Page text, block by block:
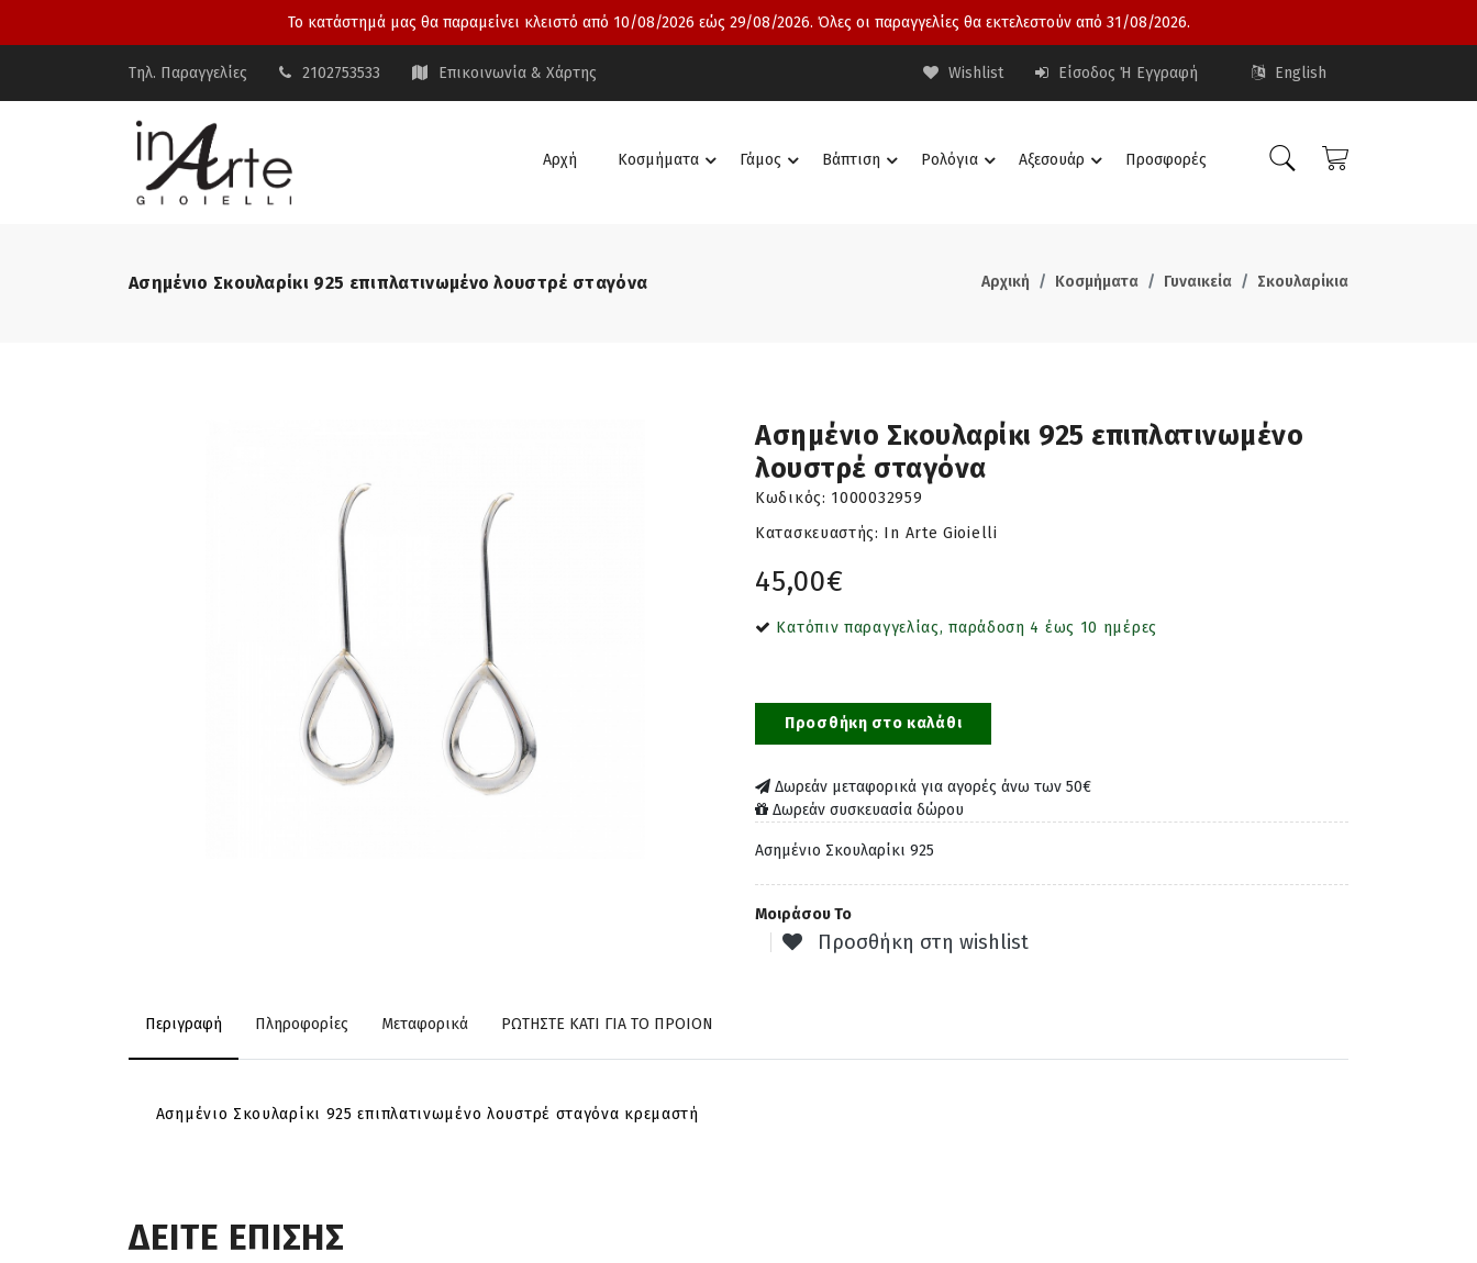
Το κατάστημά μας θα παραμείνει κλειστό από 10/08/2026 εώς 29/08/2026. Όλες οι παραγγελίες θα εκτελεστούν από 31/08/2026.
Τηλ. Παραγγελίες 2102753533 Επικοινωνία & Χάρτης Wishlist Είσοδος Ή Εγγραφή English
Αρχή Κοσμήματα Γάμος Βάπτιση Ρολόγια Αξεσουάρ Προσφορές
Ασημένιο Σκουλαρίκι 925 επιπλατινωμένο λουστρέ σταγόνα Αρχική Κοσμήματα Γυναικεία Σκουλαρίκια
Ασημένιο Σκουλαρίκι 925 επιπλατινωμένο
λουστρέ σταγόνα
Κωδικός: 1000032959
Κατασκευαστής: In Arte Gioielli
45,00€
Κατόπιν παραγγελίας, παράδοση 4 έως 10 ημέρες
Προσθήκη στο καλάθι
Δωρεάν μεταφορικά για αγορές άνω των 50€
Δωρεάν συσκευασία δώρου
Ασημένιο Σκουλαρίκι 925
Μοιράσου Το
Προσθήκη στη wishlist
Περιγραφή Πληροφορίες Μεταφορικά ΡΩΤΗΣΤΕ ΚΑΤΙ ΓΙΑ ΤΟ ΠΡΟΙΟΝ
Ασημένιο Σκουλαρίκι 925 επιπλατινωμένο λουστρέ σταγόνα κρεμαστή
ΔΕΙΤΕ ΕΠΙΣΗΣ